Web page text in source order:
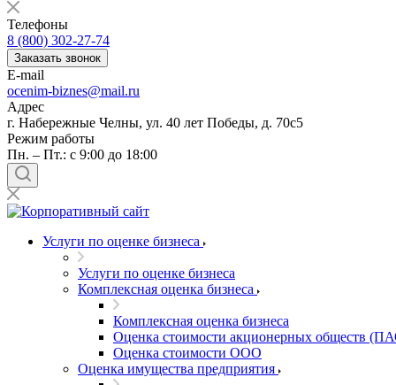
Телефоны
8 (800) 302-27-74
Заказать звонок
E-mail
ocenim-biznes@mail.ru
Адрес
г. Набережные Челны, ул. 40 лет Победы, д. 70с5
Режим работы
Пн. – Пт.: с 9:00 до 18:00
Услуги по оценке бизнеса
Услуги по оценке бизнеса
Комплексная оценка бизнеса
Комплексная оценка бизнеса
Оценка стоимости акционерных обществ
Оценка стоимости ООО
Оценка имущества предприятия
Белая Калитва
Березники
Бийск
Биробиджан
Бирск